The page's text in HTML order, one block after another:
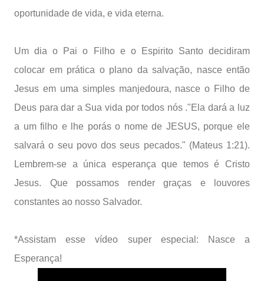
oportunidade de vida, e vida eterna.
Um dia o Pai o Filho e o Espirito Santo decidiram
colocar em prática o plano da salvação, nasce então
Jesus em uma simples manjedoura, nasce o Filho de
Deus para dar a Sua vida por todos nós ."Ela dará a luz
a um filho e lhe porás o nome de JESUS, porque ele
salvará o seu povo dos seus pecados." (Mateus 1:21).
Lembrem-se a única esperança que temos é Cristo
Jesus. Que possamos render graças e louvores
constantes ao nosso Salvador.
*Assistam esse vídeo super especial: Nasce a
Esperança!